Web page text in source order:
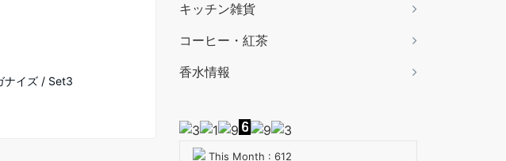
ナイズ / Set3
キッチン雑貨
コーヒー・紅茶
香水情報
This Month : 612